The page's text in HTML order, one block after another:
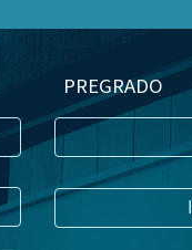
PREGRADO